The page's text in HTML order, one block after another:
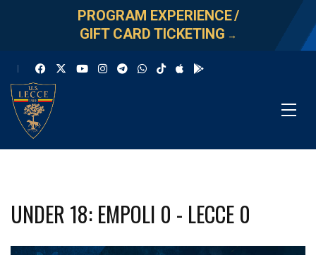
PROGRAM EXPERIENCE/
GIFT CARD TICKETING →
UNDER 18: EMPOLI 0 - LECCE 0